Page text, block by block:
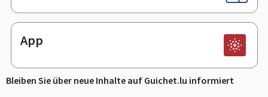
App
Bleiben Sie über neue Inhalte auf Guichet.lu informiert